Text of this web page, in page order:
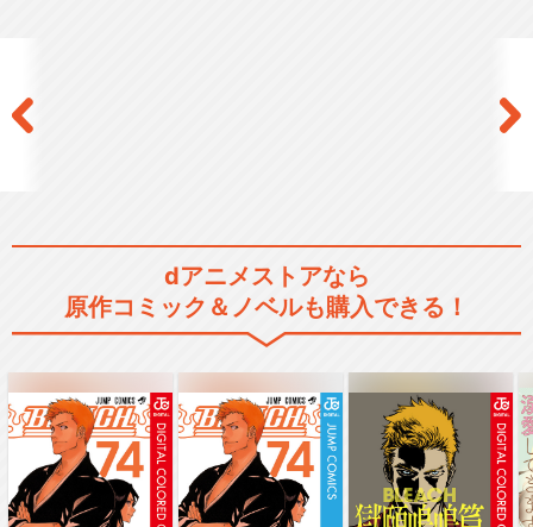
魔法少女リリカルなのは The
魔法少女リリカルなのは Deto
nation
dアニメストアなら
原作コミック＆ノベルも購入できる！